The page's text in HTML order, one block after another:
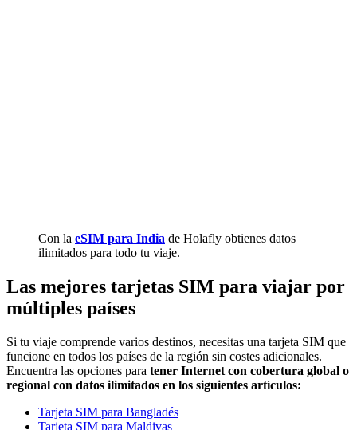
Con la eSIM para India de Holafly obtienes datos
ilimitados para todo tu viaje.
Las mejores tarjetas SIM para viajar por
múltiples países
Si tu viaje comprende varios destinos, necesitas una tarjeta SIM que
funcione en todos los países de la región sin costes adicionales.
Encuentra las opciones para tener Internet con cobertura global o
regional con datos ilimitados en los siguientes artículos:
Tarjeta SIM para Bangladés
Tarjeta SIM para Maldivas